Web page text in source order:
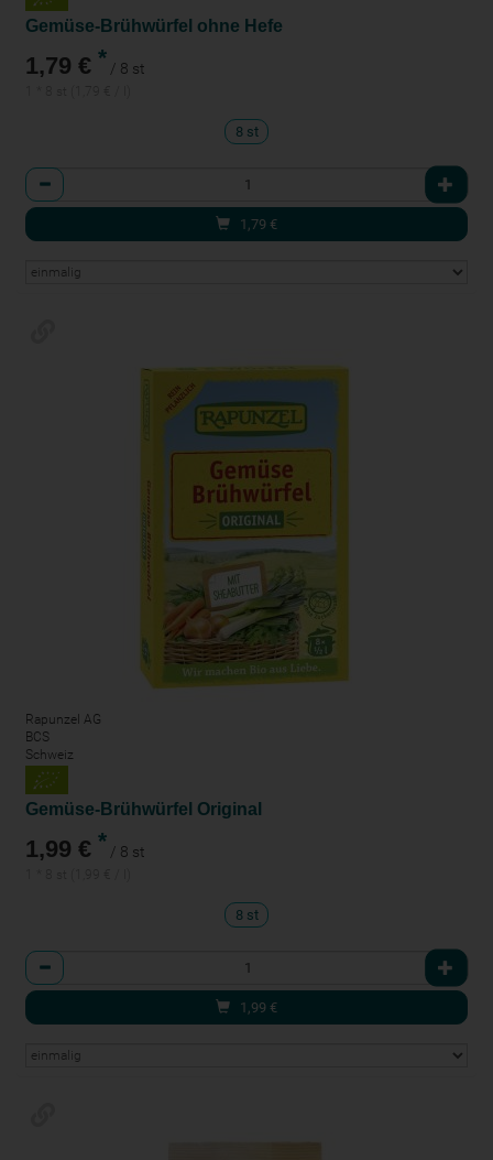
Gemüse-Brühwürfel ohne Hefe
1,79 € * / 8 st
8 st
Anzahl
1,79 €
Rapunzel AG
BCS
Schweiz
Gemüse-Brühwürfel Original
1,99 € * / 8 st
8 st
Anzahl
1,99 €